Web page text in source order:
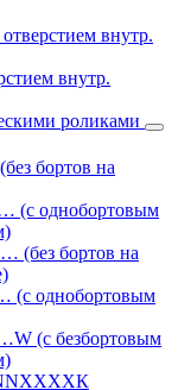
внутр.
внутр.
роликами
бортов на
(с однобортовым
(без бортов на
однобортовым
(с безбортовым